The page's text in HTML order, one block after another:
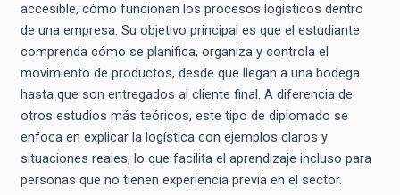
accesible, cómo funcionan los procesos logísticos dentro
de una empresa. Su objetivo principal es que el estudiante
comprenda cómo se planifica, organiza y controla el
movimiento de productos, desde que llegan a una bodega
hasta que son entregados al cliente final. A diferencia de
otros estudios más teóricos, este tipo de diplomado se
enfoca en explicar la logística con ejemplos claros y
situaciones reales, lo que facilita el aprendizaje incluso para
personas que no tienen experiencia previa en el sector.